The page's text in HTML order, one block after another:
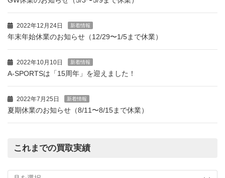
2022年12月24日 新着情報
年末年始休業のお知らせ（12/29〜1/5まで休業）
2022年10月10日 新着情報
A-SPORTSは「15周年」を迎えました！
2022年7月25日 新着情報
夏期休業のお知らせ（8/11〜8/15まで休業）
これまでの買取実績